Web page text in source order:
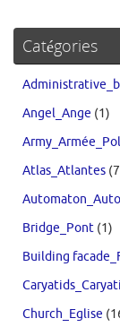
Catégories
Angel_Ange (1)
Atlas_Atlantes
Bridge_Pont (1)
Building
Church_Eglise